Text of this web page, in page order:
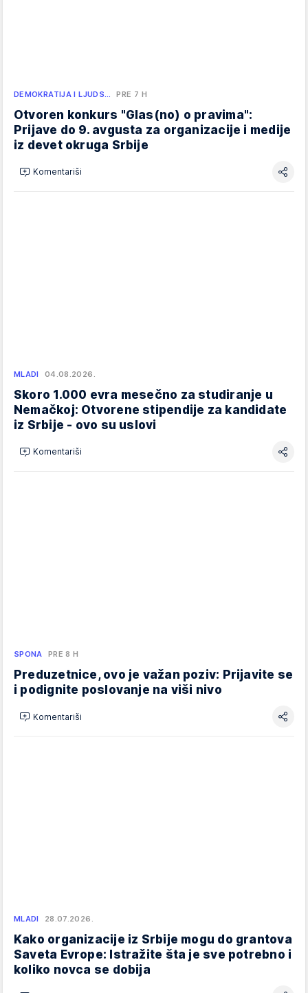
DEMOKRATIJA I LJUDS… PRE 7 H
Otvoren konkurs "Glas(no) o pravima":
Prijave do 9. avgusta za organizacije i medije
iz devet okruga Srbije
Komentariši
MLADI 04.08.2026.
Skoro 1.000 evra mesečno za studiranje u
Nemačkoj: Otvorene stipendije za kandidate
iz Srbije - ovo su uslovi
Komentariši
SPONA PRE 8 H
Preduzetnice, ovo je važan poziv: Prijavite se
i podignite poslovanje na viši nivo
Komentariši
MLADI 28.07.2026.
Kako organizacije iz Srbije mogu do grantova
Saveta Evrope: Istražite šta je sve potrebno i
koliko novca se dobija